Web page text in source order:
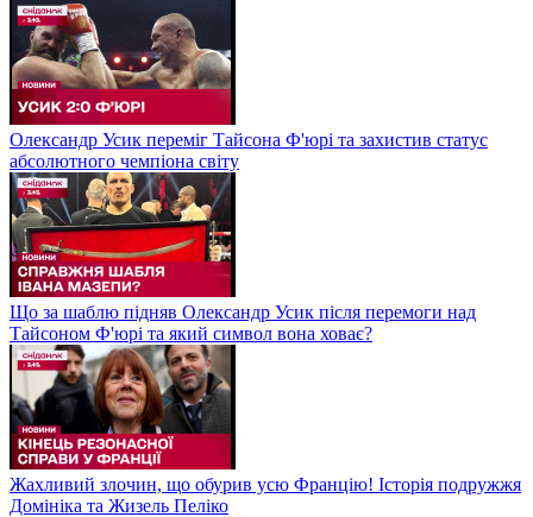
Олександр Усик переміг Тайсона Ф'юрі та захистив статус
абсолютного чемпіона світу
Що за шаблю підняв Олександр Усик після перемоги над
Тайсоном Ф'юрі та який символ вона ховає?
Жахливий злочин, що обурив усю Францію! Історія подружжя
Домініка та Жизель Пеліко